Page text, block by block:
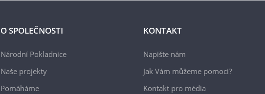
O SPOLEČNOSTI
Národní Pokladnice
Naše projekty
Pomáháme
KONTAKT
Napište nám
Jak Vám můžeme pomoci?
Kontakt pro média